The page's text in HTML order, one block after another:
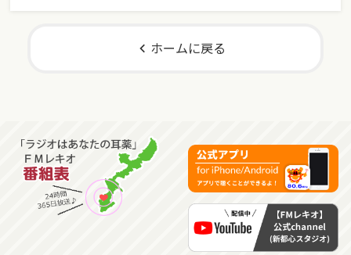
ホームに戻る